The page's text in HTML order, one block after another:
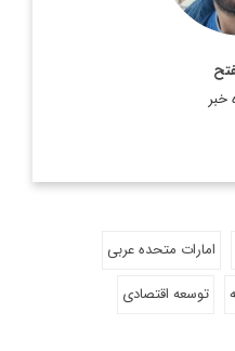
خبر
امارات متحده عربی
توسعه اقتصادی